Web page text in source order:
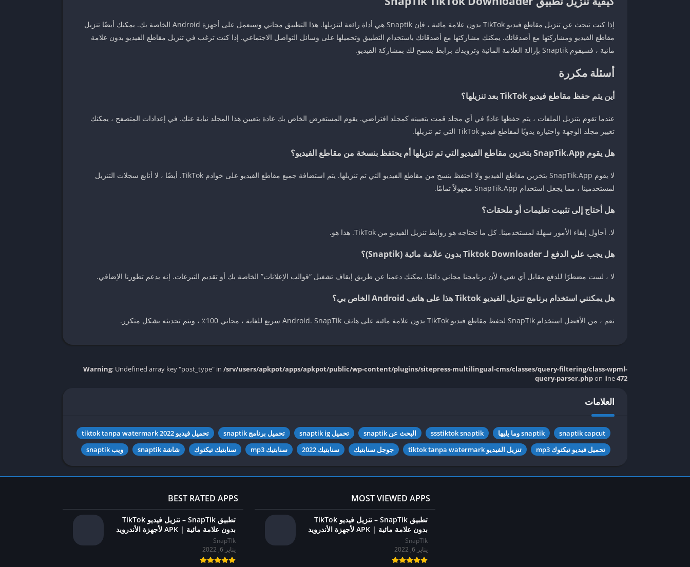
إذا كنت تبحث عن تنزيل مقاطع فيديو TikTok بدون علامة مائية ، فإن Snaptik هي أداة رائعة لتنزيلها. هذا التطبيق مجاني وسيعمل على أجهزة Android الخاصة بك. يمكنك أيضًا تنزيل
مقاطع الفيديو ومشاركتها مع أصدقائك. يمكنك مشاركتها مع أصدقائك باستخدام التطبيق وتحميلها على وسائل التواصل الاجتماعي. إذا كنت ترغب في تنزيل مقاطع الفيديو بدون علامة
مائية ، فسيقوم Snaptik بإزالة العلامة المائية وتزويدك برابط يسمح لك بمشاركة الفيديو.
أسئلة مكررة
أين يتم حفظ مقاطع فيديو TikTok بعد تنزيلها؟
عندما تقوم بتنزيل الملفات ، يتم حفظها عادةً في أي مجلد قمت بتعيينه كمجلد افتراضي. يقوم المستعرض الخاص بك عادة بتعيين هذا المجلد نيابة عنك. في إعدادات المتصفح ، يمكنك
تغيير مجلد الوجهة واختياره يدويًا لمقاطع فيديو TikTok التي تم تنزيلها.
هل يقوم SnapTik.App بتخزين مقاطع الفيديو التي تم تنزيلها أم يحتفظ بنسخة من مقاطع الفيديو؟
لا يقوم SnapTik.App بتخزين مقاطع الفيديو ولا احتفظ بنسخ من مقاطع الفيديو التي تم تنزيلها. يتم استضافة جميع مقاطع الفيديو على خوادم TikTok. أيضًا ، لا أتابع سجلات التنزيل
لمستخدمينا ، مما يجعل استخدام SnapTik.App مجهولاً تمامًا.
هل أحتاج إلى تثبيت تعليمات أو ملحقات؟
لا. أحاول إبقاء الأمور سهلة لمستخدمينا. كل ما تحتاجه هو روابط تنزيل الفيديو من TikTok. هذا هو.
هل يجب علي الدفع لـ Tiktok Downloader بدون علامة مائية (Snaptik)؟
لا ، لست مضطرًا للدفع مقابل أي شيء لأن برنامجنا مجاني دائمًا. يمكنك دعمنا عن طريق إيقاف تشغيل “قوالب الإعلانات” الخاصة بك أو تقديم التبرعات. إنه يدعم تطورنا الإضافي.
هل يمكنني استخدام برنامج تنزيل الفيديو Tiktok هذا على هاتف Android الخاص بي؟
نعم ، من الأفضل استخدام SnapTik لحفظ مقاطع فيديو TikTok بدون علامة مائية على هاتف Android. SnapTik سريع للغاية ، مجاني 100٪ ، ويتم تحديثه بشكل متكرر.
Warning: Undefined array key "post_type" in /srv/users/apkpot/apps/apkpot/public/wp-content/plugins/sitepress-multilingual-cms/classes/query-filtering/class-wpml-
query-parser.phpon line472
العلامات
snaptik capcut snaptik وما يليها ssstiktok snaptik البحث عن snaptik تحميل snaptik ig تحميل برنامج snaptik
تحميل فيديو tiktok tanpa watermark 2022
تحميل فيديو تيكتوك mp3
تنزيل الفيديو tiktok tanpa watermark جوجل سنابتيك سنابتيك 2022 سنابتيك mp3 سنابتيك تيكتوك شاشة snaptik ويب snaptik
BEST RATED APPS
تطبيق SnapTik – تنزيل فيديو TikTok
بدون علامة مائية | APK لأجهزة الأندرويد
SnapTIk
يناير 6, 2022
MOST VIEWED APPS
تطبيق SnapTik – تنزيل فيديو TikTok
بدون علامة مائية | APK لأجهزة الأندرويد
SnapTIk
يناير 6, 2022